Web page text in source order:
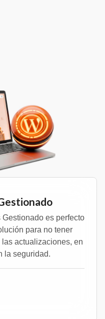
es perfecto
para no tener
actualizaciones, en
la seguridad.